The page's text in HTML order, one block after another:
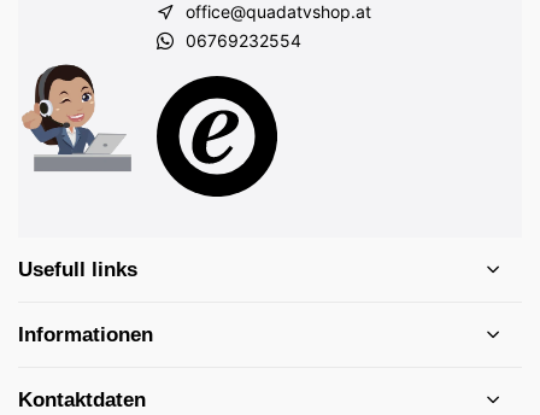
office@quadatvshop.at
06769232554
Usefull links
Informationen
Kontaktdaten